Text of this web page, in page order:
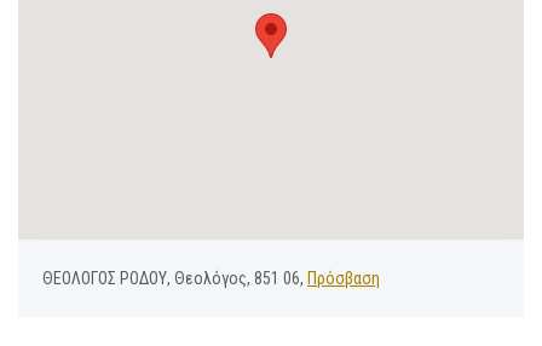
ΘΕΟΛΟΓΟΣ ΡΟΔΟΥ, Θεολόγος, 851 06, Πρόσβαση